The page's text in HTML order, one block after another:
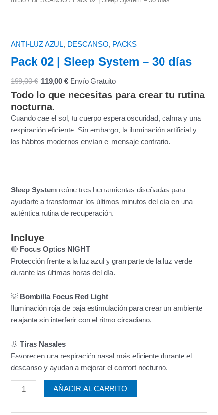
ANTI-LUZ AZUL, DESCANSO, PACKS
Pack 02 | Sleep System – 30 días
199,00€ 119,00€ Envío Gratuito
Todo lo que necesitas para crear tu rutina
nocturna.
Cuando cae el sol, tu cuerpo espera oscuridad, calma y una
respiración eficiente. Sin embargo, la iluminación artificial y
los hábitos modernos envían el mensaje contrario.
Sleep System reúne tres herramientas diseñadas para
ayudarte a transformar los últimos minutos del día en una
auténtica rutina de recuperación.
Incluye
🔴 Focus Optics NIGHT
Protección frente a la luz azul y gran parte de la luz verde
durante las últimas horas del día.
💡 Bombilla Focus Red Light
Iluminación roja de baja estimulación para crear un ambiente
relajante sin interferir con el ritmo circadiano.
👃Tiras Nasales
Favorecen una respiración nasal más eficiente durante el
descanso y ayudan a mejorar el confort nocturno.
AÑADIR AL CARRITO